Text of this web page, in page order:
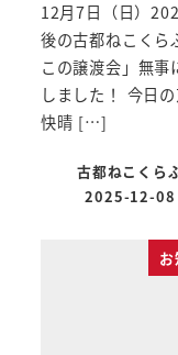
12月7日（日）
後の古都ねこくら
この譲渡会」無事
しました！ 今日
快晴 […]
古都ねこくら
2025-12-08